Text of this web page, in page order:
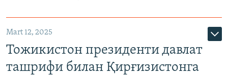
Mart 12, 2025
Тожикистон президенти давлат
ташрифи билан Қирғизистонга